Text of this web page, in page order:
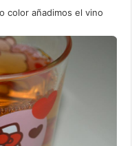
color añadimos el vino